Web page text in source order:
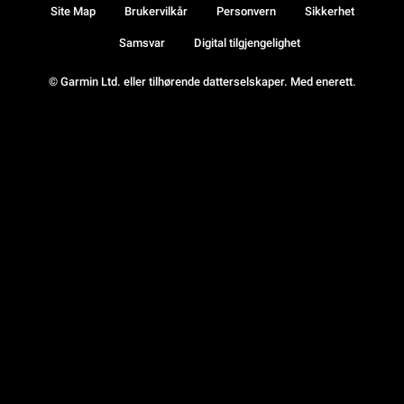
© Garmin Ltd. eller tilhørende datterselskaper. Med enerett.
Site Map Brukervilkår Personvern Sikkerhet
Samsvar Digital tilgjengelighet